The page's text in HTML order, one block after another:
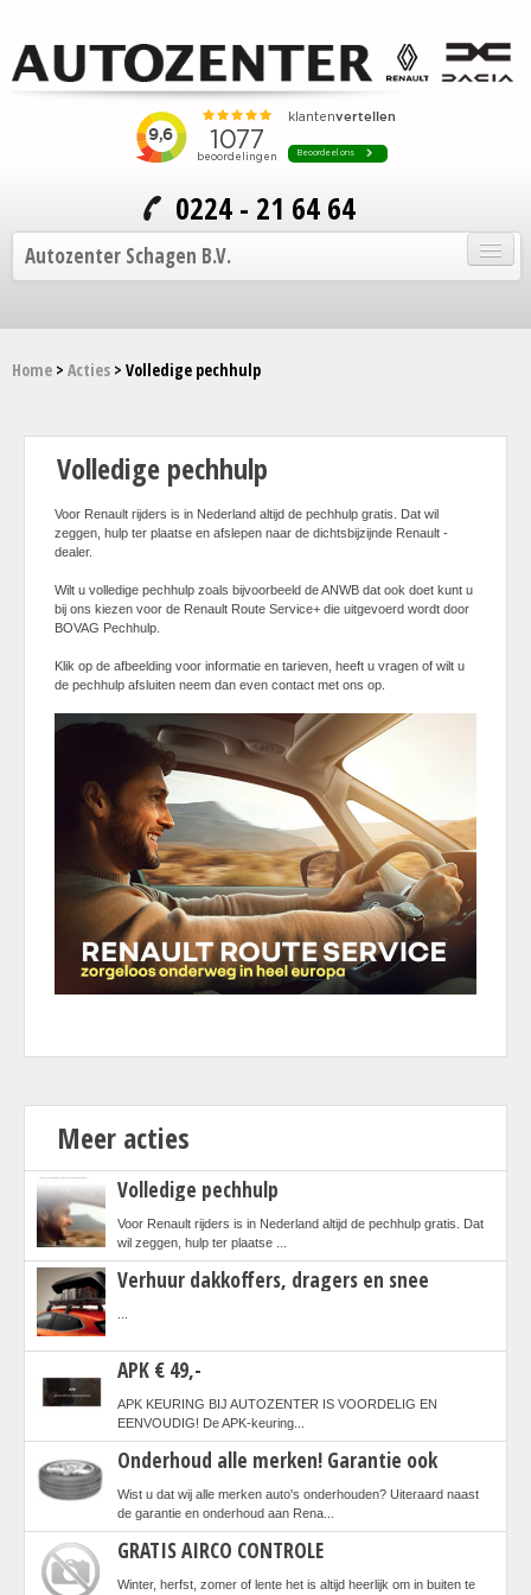
0224 - 21 64 64
Autozenter Schagen B.V.
Home
Onze auto's
Over Autozenter
Contact
Home > Acties > Volledige pechhulp
Volledige pechhulp
Voor Renault rijders is in Nederland altijd de pechhulp gratis. Dat wil
zeggen, hulp ter plaatse en afslepen naar de dichtsbijzijnde Renault -
dealer.
Wilt u volledige pechhulp zoals bijvoorbeeld de ANWB dat ook doet kunt u
bij ons kiezen voor de Renault Route Service+ die uitgevoerd wordt door
BOVAG Pechhulp.
Klik op de afbeelding voor informatie en tarieven, heeft u vragen of wilt u
de pechhulp afsluiten neem dan even contact met ons op.
Meer acties
Volledige pechhulp
Voor Renault rijders is in Nederland altijd de pechhulp gratis. Dat
wil zeggen, hulp ter plaatse ...
Verhuur dakkoffers, dragers en snee
APK € 49,-
APK KEURING BIJ AUTOZENTER IS VOORDELIG EN
EENVOUDIG! De APK-keuring...
Onderhoud alle merken! Garantie ook
Wist u dat wij alle merken auto's onderhouden? Uiteraard naast
de garantie en onderhoud aan Rena...
GRATIS AIRCO CONTROLE
Winter, herfst, zomer of lente het is altijd heerlijk om in buiten te